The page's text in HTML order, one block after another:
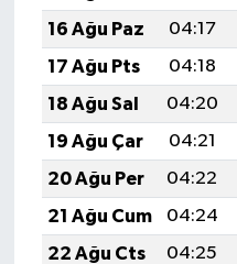
16 Ağu Paz
04:17
17 Ağu Pts
04:18
18 Ağu Sal
04:20
19 Ağu Çar
04:21
20 Ağu Per
04:22
21 Ağu Cum
04:24
22 Ağu Cts
04:25